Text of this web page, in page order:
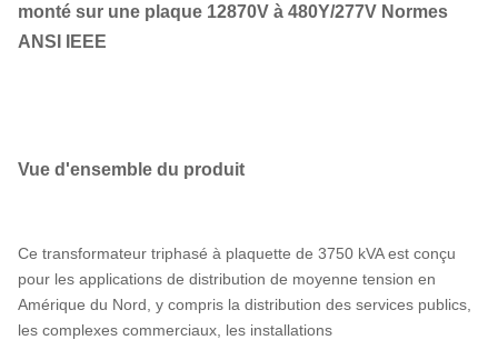
monté sur une plaque 12870V à 480Y/277V Normes
ANSI IEEE
Vue d'ensemble du produit
Ce transformateur triphasé à plaquette de 3750 kVA est conçu
pour les applications de distribution de moyenne tension en
Amérique du Nord, y compris la distribution des services publics,
les complexes commerciaux, les installations